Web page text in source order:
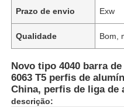
Prazo de envio Exw
Qualidade Bom,
Novo tipo 4040 barra
6063 T5 perfis de
China, perfis de liga de
descrição: